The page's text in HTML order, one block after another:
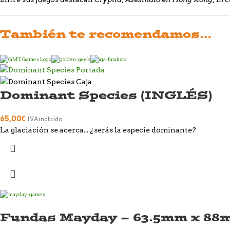
También te recomendamos…
Dominant Species (INGLÉS)
65,00€ IVA incluido
La glaciación se acerca... ¿serás la especie dominante?
Fundas Mayday – 63.5mm x